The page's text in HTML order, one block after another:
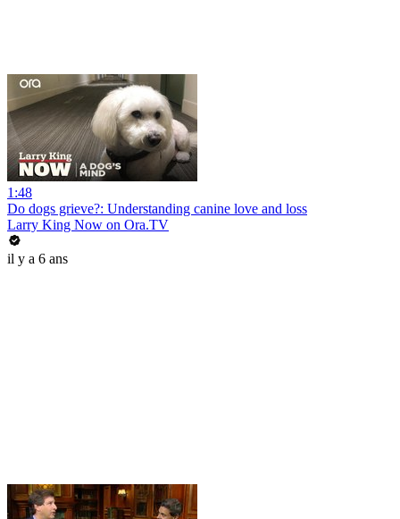
1:48
Do dogs grieve?: Understanding canine love and loss
Larry King Now on Ora.TV
il y a 6 ans